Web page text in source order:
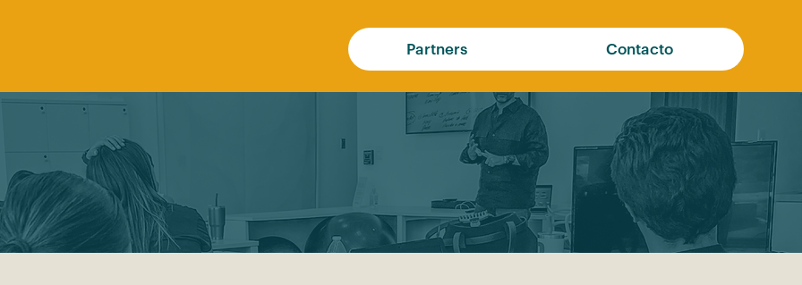
Partners Contacto